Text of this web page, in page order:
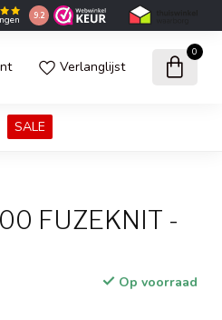
9.2
Verlanglijst
0
SALE
FUZEKNIT -
Op voorraad